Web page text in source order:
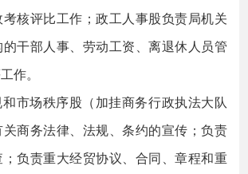
核评比工作；政工人事股负责局机关
干部人事、劳动工资、离退休人员管
作。
和市场秩序股（加挂商务行政执法大队
商务法律、法规、条约的宣传；负责
负责重大经贸协议、合同、章程和重